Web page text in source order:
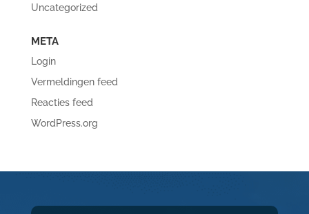
Uncategorized
META
Login
Vermeldingen feed
Reacties feed
WordPress.org